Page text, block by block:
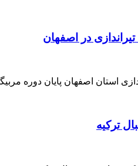
در اصفهان
استان اصفهان پایان دوره